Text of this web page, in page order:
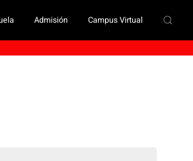
Admisión Campus Virtual